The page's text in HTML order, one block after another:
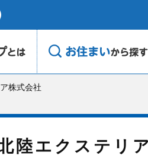
株式会社
陸エクステリ